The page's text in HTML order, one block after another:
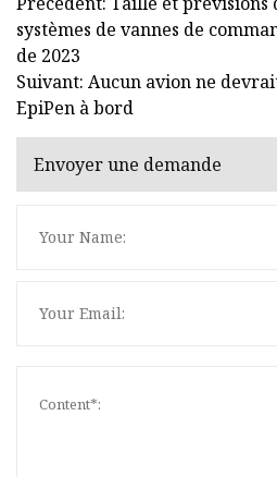
systèmes de vannes de
de 2023
Suivant: Aucun avion ne
EpiPen à bord
Envoyer une demande